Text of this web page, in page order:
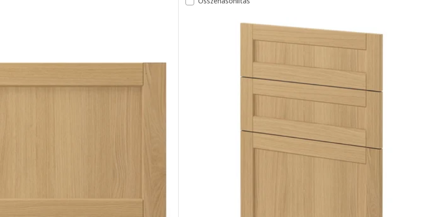
Lehetőség: FORSBACKA, Üvegajtó, tölgy, 30x100 cm
Lehetőség: FORSBACKA, Üvegajtó, tölgy, 40x60 cm
Lehetőség: FORSBACKA, Üvegajtó, tölgy, 40x80 cm
Lehetőség: FORSBACKA, Üvegajtó, tölgy, 40x40 cm